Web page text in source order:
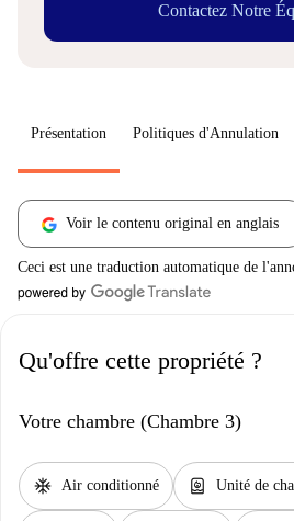
Contactez Notre
Présentation Politiques d'Annulation
Voir le contenu original en anglais
Ceci est une traduction automatique de
Qu'offre cette propriété ?
Votre chambre (Chambre 3)
ac_unit Air conditionné water_heater Unité de